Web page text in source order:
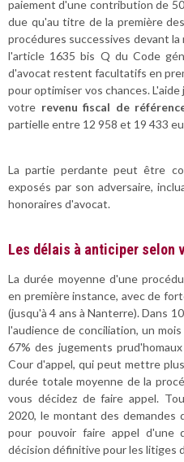
paiement d'une contribution de
due qu'au titre de la première
procédures successives devant
l'article 1635 bis Q du Code
d'avocat restent facultatifs en
pour optimiser vos chances.
votre revenu fiscal de
partielle entre 12 958 et 19 433
La partie perdante peut être
exposés par son adversaire,
honoraires d'avocat.
Les délais à anticiper selon
La durée moyenne d'une
en première instance, avec de
(jusqu'à 4 ans à Nanterre). Dans
l'audience de conciliation, un
67% des jugements
Cour d'appel, qui peut mettre
durée totale moyenne de la
vous décidez de faire appel.
2020, le montant des
pour pouvoir faire appel d'une
décision définitive pour les litiges